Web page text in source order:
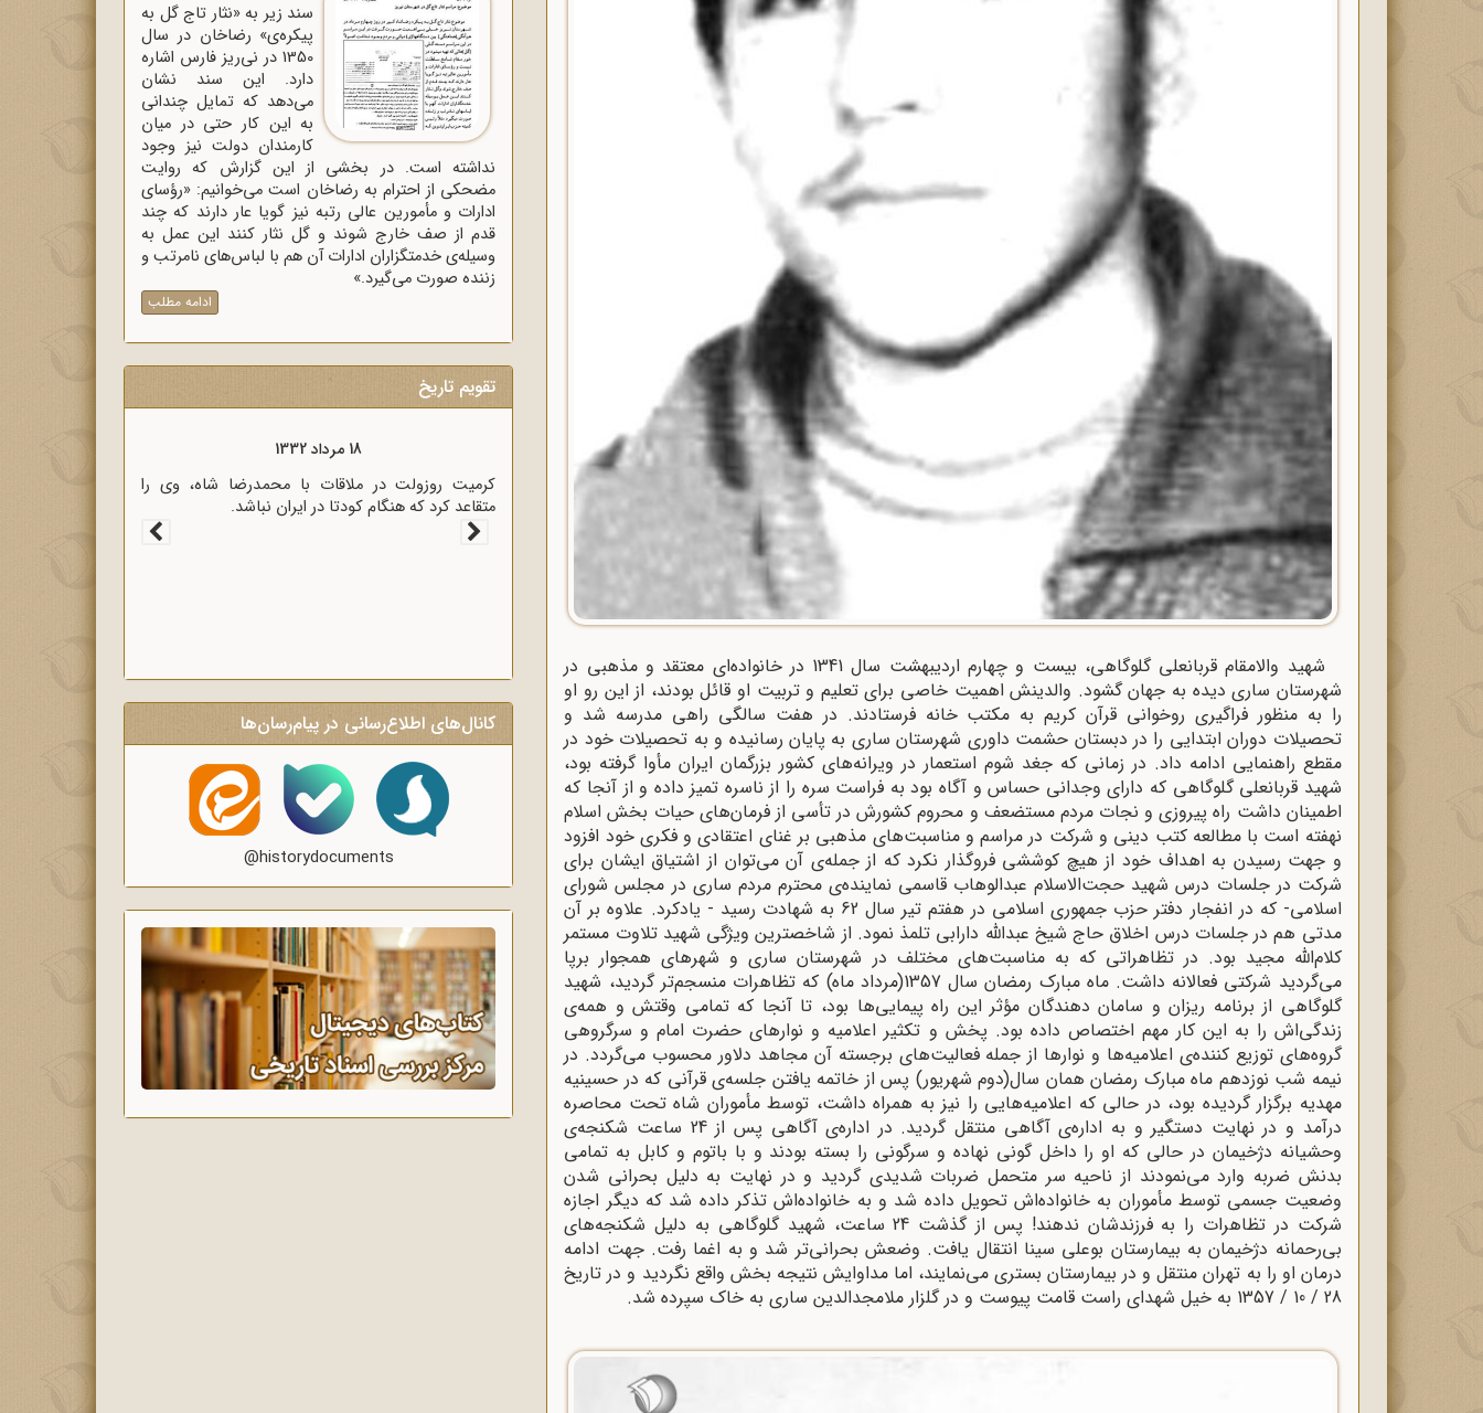
شهید والا‌مقام قربانعلی گلوگاهی، بیست و چهارم اردیبهشت سال 1341 در خانواده‌ای معتقد و مذهبی در
شهرستان ساری دیده به جهان گشود. والدینش اهمیت خاصی برای تعلیم و تربیت او قائل بودند، از این رو او
را به منظور فراگیری روخوانی قرآن کریم به مکتب خانه فرستادند. در هفت سالگی راهی مدرسه شد و
تحصیلات دوران ابتدایی را در دبستان حشمت داوری شهرستان ساری به پایان رسانیده و به تحصیلات خود در
مقطع راهنمایی ادامه داد. در زمانی که جغد شوم استعمار در ویرانه‌های کشور بزرگمان ایران مأوا گرفته بود،
شهید قربانعلی گلوگاهی که دارای وجدانی حساس و آگاه بود به فراست سره را از ناسره تمیز ‌داده و از آنجا که
اطمینان داشت راه پیروزی و نجات مردم مستضعف و محروم کشورش در تأسی از فرمان‌های حیات بخش اسلام
نهفته است با مطالعه کتب دینی و شرکت در مراسم و مناسبت‌های مذهبی بر غنای اعتقادی و فکری خود افزود
و جهت رسیدن به اهداف خود از هیچ کوششی فروگذار نکرد که از جمله‌ی آن می‌توان از اشتیاق ایشان برای
شرکت در جلسات درس شهید حجت‌الاسلام عبدالوهاب قاسمی نماینده‌ی محترم مردم ساری در مجلس شورای
اسلامی- که در انفجار دفتر حزب جمهوری اسلامی در هفتم تیر سال 62 به شهادت رسید - یادکرد. علاوه بر آن
مدتی هم در جلسات درس اخلاق حاج شیخ عبدالله دارابی تلمذ نمود. از شاخصترین ویژگی شهید تلاوت مستمر
کلام‌الله مجید بود. در تظاهراتی که به مناسبت‌های مختلف در شهرستان ساری و شهر‌های همجوار برپا
می‌گردید شرکتی فعالانه داشت. ماه مبارک رمضان سال 1357(مرداد ماه) که تظاهرات منسجم‌تر گردید، شهید
گلوگاهی از برنامه ریزان و سامان دهندگان مؤثر این راه پیمایی‌ها بود، تا آنجا که تمامی وقتش و همه‌ی
زندگی‌اش را به این کار مهم اختصاص داده بود. پخش و تکثیر اعلامیه و نوارهای حضرت امام و سرگروهی
گروه‌های توزیع کننده‌ی اعلامیه‌ها و نوارها از جمله فعالیت‌های برجسته آن مجاهد دلاور محسوب می‌گردد. در
نیمه شب نوزدهم ماه مبارک رمضان همان سال(دوم شهریور) پس از خاتمه یافتن جلسه‌ی قرآنی که در حسینیه
مهدیه برگزار گردیده‌ بود، در حالی که اعلامیه‌هایی را نیز به همراه داشت، توسط مأموران شاه تحت محاصره
درآمد و در نهایت دستگیر و به اداره‌ی آگاهی منتقل گردید. در اداره‌ی آگاهی پس از 24 ساعت شکنجه‌ی
وحشیانه دژخیمان در حالی که او را داخل گونی نهاده و سرگونی را بسته بودند و با باتوم و کابل به تمامی
بدنش ضربه وارد می‌نمودند از ناحیه سر متحمل ضربات شدیدی گردید و در نهایت به دلیل بحرانی شدن
وضعیت جسمی توسط مأموران به خانواده‌اش تحویل داده شد و به خانواده‌اش تذکر داده شد که دیگر اجازه
شرکت در تظاهرات را به فرزندشان ندهند! پس از گذشت 24 ساعت، شهید گلوگاهی به دلیل شکنجه‌های
بی‌رحمانه دژخیمان به بیمارستان بوعلی سینا انتقال یافت. وضعش بحرانی‌تر شد و به اغما رفت. جهت ادامه
درمان او را به تهران منتقل و در بیمارستان بستری می‌نمایند، اما مداوایش نتیجه بخش واقع نگردید و در تاریخ
28 / 10 / 1357 به خیل شهدای راست قامت پیوست و در گلزار ملامجدالدین ساری به خاک سپرده شد.
سند زیر به «نثار تاج گل به
پیکره‌ی» رضاخان در سال
1350 در نی‌ریز فارس اشاره
دارد. این سند نشان
می‌دهد که تمایل چندانی
به این کار حتی در میان
کارمندان دولت نیز وجود
نداشته است. در بخشی از این گزارش که روایت
مضحکی از احترام به رضاخان است می‌خوانیم: «رؤسای
ادارات و مأمورین عالی رتبه نیز گویا عار دارند که چند
قدم از صف خارج شوند و گل نثار کنند این عمل به
وسیله‌ی خدمتگزاران ادارات آن هم با لباس‌های نامرتب و
زننده صورت می‌گیرد.»
ادامه مطلب
تقویم تاریخ
18 مرداد 1333
بسیاری از رجال روحانی و سیاسی کشور در نامه‌ای برای
رؤسای مجلسین، خشم خود را از پرداخت غرامت به
انگلیس اعلام کردند.
کانال‌های اطلاع‌رسانی در پیام‌رسان‌ها
@historydocuments